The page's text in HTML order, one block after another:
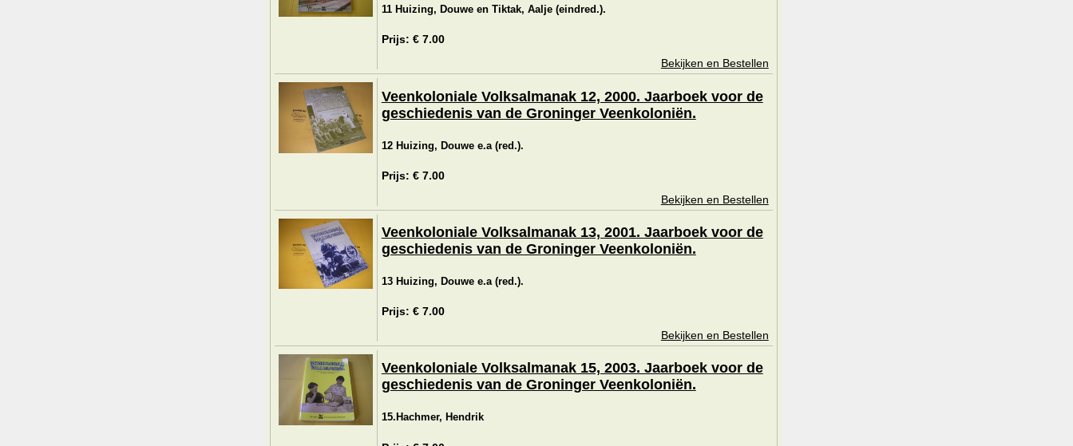
11 Huizing, Douwe en Tiktak, Aalje (eindred.).
Prijs: € 7.00
Bekijken en Bestellen
Veenkoloniale Volksalmanak 12, 2000. Jaarboek voor de
geschiedenis van de Groninger Veenkoloniën.
12 Huizing, Douwe e.a (red.).
Prijs: € 7.00
Bekijken en Bestellen
Veenkoloniale Volksalmanak 13, 2001. Jaarboek voor de
geschiedenis van de Groninger Veenkoloniën.
13 Huizing, Douwe e.a (red.).
Prijs: € 7.00
Bekijken en Bestellen
Veenkoloniale Volksalmanak 15, 2003. Jaarboek voor de
geschiedenis van de Groninger Veenkoloniën.
15.Hachmer, Hendrik